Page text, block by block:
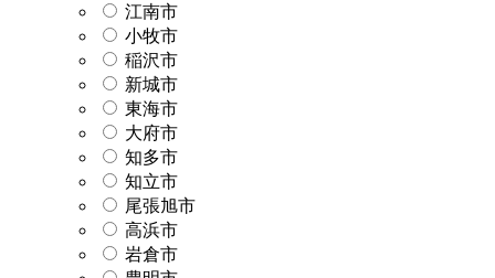
江南市
小牧市
稲沢市
新城市
東海市
大府市
知多市
知立市
尾張旭市
高浜市
岩倉市